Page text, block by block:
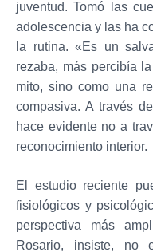
juventud. Tomó las
adolescencia y las ha
la rutina. «Es un
rezaba, más percibía
mito, sino como una
compasiva. A través
hace evidente no a
reconocimiento interior.
El estudio reciente
fisiológicos y
perspectiva más
Rosario, insiste, no